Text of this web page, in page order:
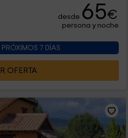
desde 65€
persona y noche
7 DÍAS
OFERTA